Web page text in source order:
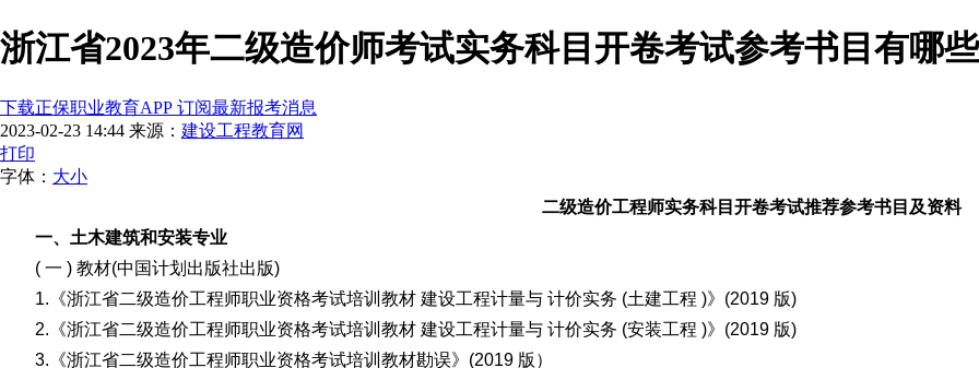
浙江省2023年二级造价师考试实务科目开卷考试参考书目有哪
下载正保职业教育APP 订阅最新报考消息
2023-02-23 14:44 来源： 建设工程教育网
打印
字体： 大小
二级造价工程师实务科目开卷考试推荐参考书目及资料
一、土木建筑和安装专业
( 一 ) 教材(中国计划出版社出版)
1.《浙江省二级造价工程师职业资格考试培训教材 建设工程计量与 计价实务 (土建工程 )》(2019 版)
2.《浙江省二级造价工程师职业资格考试培训教材 建设工程计量与 计价实务 (安装工程 )》(2019 版)
3.《浙江省二级造价工程师职业资格考试培训教材勘误》(2019 版）